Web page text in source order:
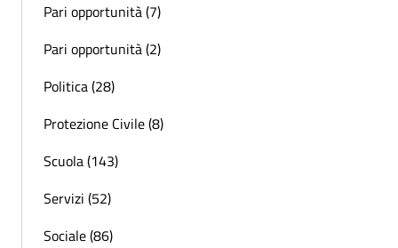
Pari opportunità (7)
Pari opportunità (2)
Politica (28)
Protezione Civile (8)
Scuola (143)
Servizi (52)
Sociale (86)